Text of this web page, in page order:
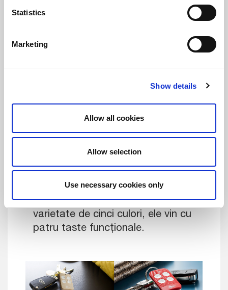
Statistics
Marketing
Show details
Allow all cookies
Allow selection
Use necessary cookies only
Telecomenzile rezidentiale Silca
sunt compatibile cu marcile
principale de pe piață. În doar
câteva minute puteți să aveți una
sau mai multe copii ale originalului,
sau în torpedoul motocicletei, să
le dați altcuiva sau să le folosiți în
caz de urgență. Disponibile într-o
varietate de cinci culori, ele vin cu
patru taste funcționale.